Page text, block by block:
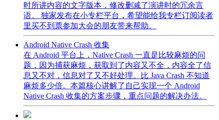
时所讲内容的文字版本，修改删减了演讲时的冗余言
语。 独家发布在小专栏平台，希望能给我专栏订阅读者
里买不到票参加大会的朋友带来帮助。
Android Native Crash 收集
在 Android 平台上，Native Crash 一直是比较麻烦的问
题，因为捕获麻烦，获取到了内容又不全，内容全了信
息又不对，信息对了又不好处理。比 Java Crash 不知道
麻烦多少倍。本篇核心讲解了自己实现一个 Android
Native Crash 收集的方案步骤，重点问题的解决办法。